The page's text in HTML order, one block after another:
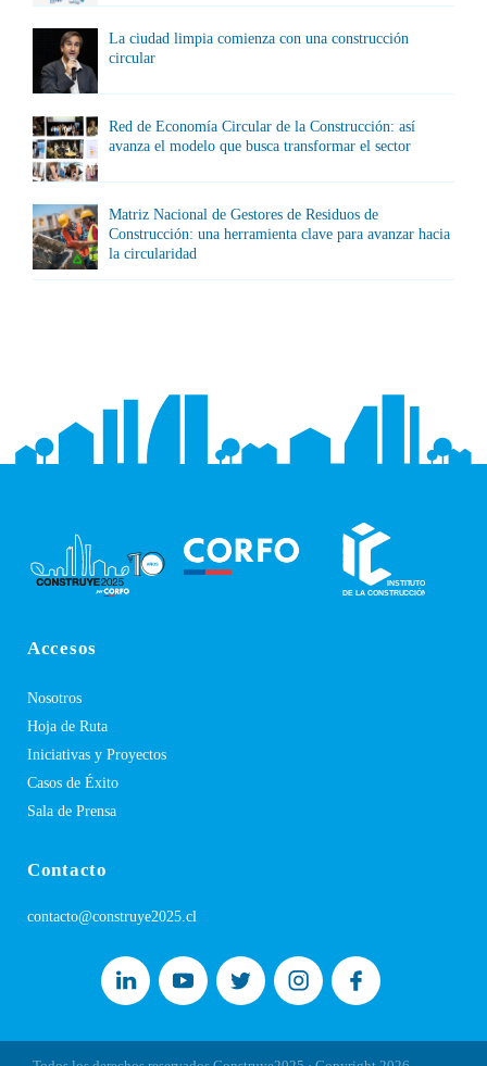
La ciudad limpia comienza con una construcción
circular
Red de Economía Circular de la Construcción: así
avanza el modelo que busca transformar el sector
Matriz Nacional de Gestores de Residuos de
Construcción: una herramienta clave para avanzar hacia
la circularidad
Accesos
Nosotros
Hoja de Ruta
Iniciativas y Proyectos
Casos de Éxito
Sala de Prensa
Contacto
contacto@construye2025.cl